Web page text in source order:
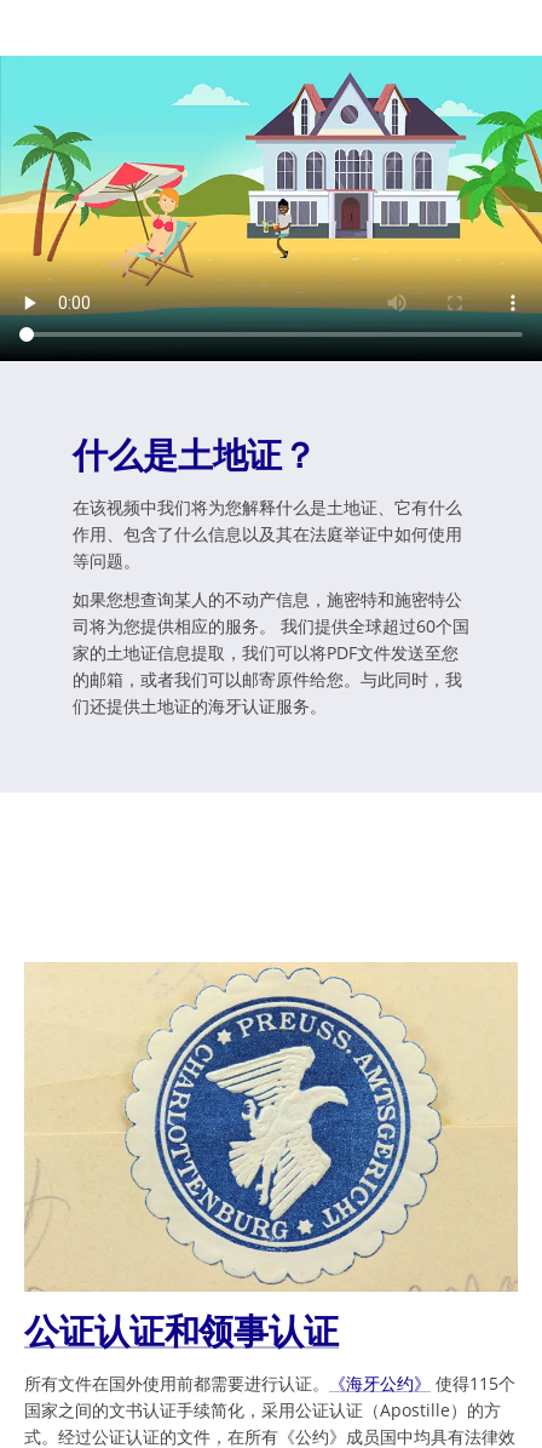
什么是土地证？
在该视频中我们将为您解释什么是土地证、它有什么
作用、包含了什么信息以及其在法庭举证中如何使用
等问题。
如果您想查询某人的不动产信息，施密特和施密特公
司将为您提供相应的服务。 我们提供全球超过60个国
家的土地证信息提取，我们可以将PDF文件发送至您
的邮箱，或者我们可以邮寄原件给您。与此同时，我
们还提供土地证的海牙认证服务。
公证认证和领事认证
所有文件在国外使用前都需要进行认证。 《海牙公约》
使得115个
国家之间的文书认证手续简化，采用公证认证（Apostille）的方
式。经过公证认证的文件，在所有《公约》成员国中均具有法律效